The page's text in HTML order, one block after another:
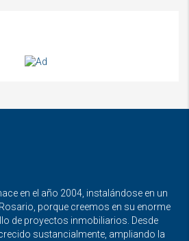
en el año 2004, instalándose en un
porque creemos en su enorme
de proyectos inmobiliarios. Desde
sustancialmente, ampliando la